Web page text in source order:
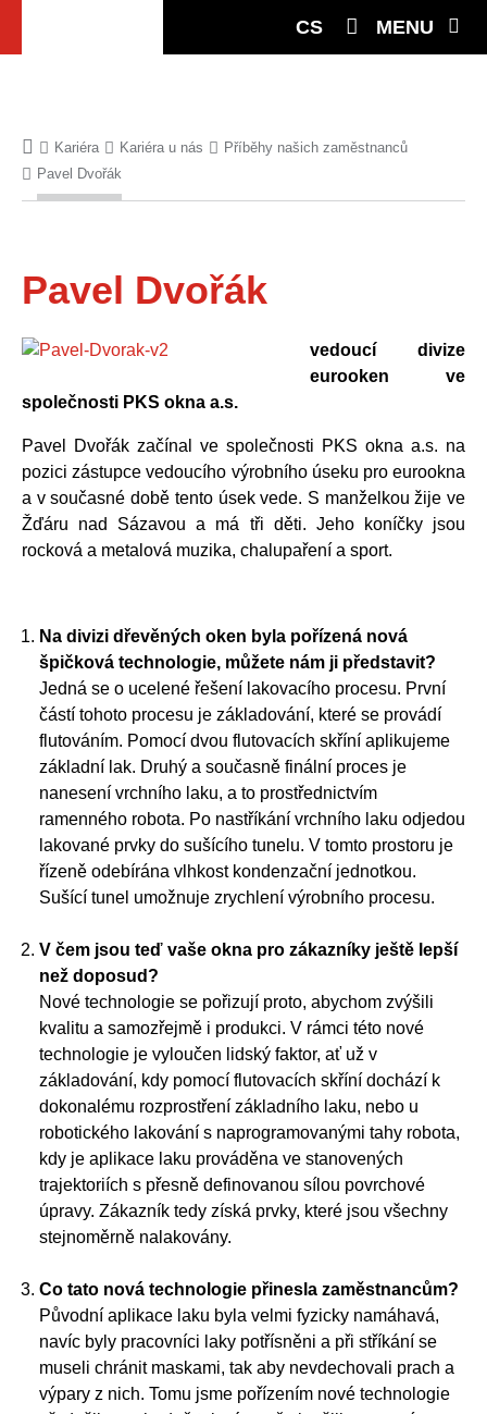
Kariéra Kariéra u nás
Příběhy našich zaměstnanců
Pavel Dvořák
Pavel Dvořák
vedoucí divize
eurooken ve
společnosti PKS okna a.s.
Pavel Dvořák začínal ve společnosti PKS okna a.s. na
pozici zástupce vedoucího výrobního úseku pro eurookna
a v současné době tento úsek vede. S manželkou žije ve
Žďáru nad Sázavou a má tři děti. Jeho koníčky jsou
rocková a metalová muzika, chalupaření a sport.
Na divizi dřevěných oken byla pořízená nová
špičková technologie, můžete nám ji představit?
Jedná se o ucelené řešení lakovacího procesu. První
částí tohoto procesu je základování, které se provádí
flutováním. Pomocí dvou flutovacích skříní aplikujeme
základní lak. Druhý a současně finální proces je
nanesení vrchního laku, a to prostřednictvím
ramenného robota. Po nastříkání vrchního laku odjedou
lakované prvky do sušícího tunelu. V tomto prostoru je
řízeně odebírána vlhkost kondenzační jednotkou.
Sušící tunel umožnuje zrychlení výrobního procesu.
V čem jsou teď vaše okna pro zákazníky ještě lepší
než doposud?
Nové technologie se pořizují proto, abychom zvýšili
kvalitu a samozřejmě i produkci. V rámci této nové
technologie je vyloučen lidský faktor, ať už v
základování, kdy pomocí flutovacích skříní dochází k
dokonalému rozprostření základního laku, nebo u
robotického lakování s naprogramovanými tahy robota,
kdy je aplikace laku prováděna ve stanovených
trajektoriích s přesně definovanou sílou povrchové
úpravy. Zákazník tedy získá prvky, které jsou všechny
stejnoměrně nalakovány.
Co tato nová technologie přinesla zaměstnancům?
Původní aplikace laku byla velmi fyzicky namáhavá,
navíc byly pracovníci laky potřísněni a při stříkání se
museli chránit maskami, tak aby nevdechovali prach a
výpary z nich. Tomu jsme pořízením nové technologie
CS MENU